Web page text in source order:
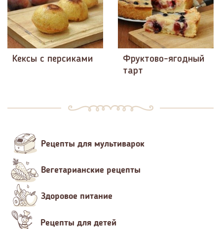
Кексы с персиками
Фруктово-ягодный
тарт
Рецепты для мультиварок
Вегетарианские рецепты
Здоровое питание
Рецепты для детей